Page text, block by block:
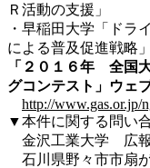
Ｒ活動の支援」
・早稲田大学「ドラ
による普及促進戦略」
「２０１６年 全国
グコンテスト」ウェ
http://www.gas.or.jp/
▼本件に関する問い
金沢工業大学 広
石川県野々市市扇が